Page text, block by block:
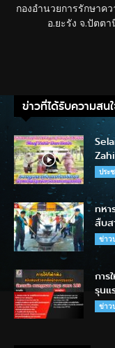
กองอำนวยการรักษาค
อ.ยะรัง จ.ปัตต
ข่าวที่ได้รับความสน
ประ
ทหา
สืบ
ข่าว
กา
รุนแ
ข่าว